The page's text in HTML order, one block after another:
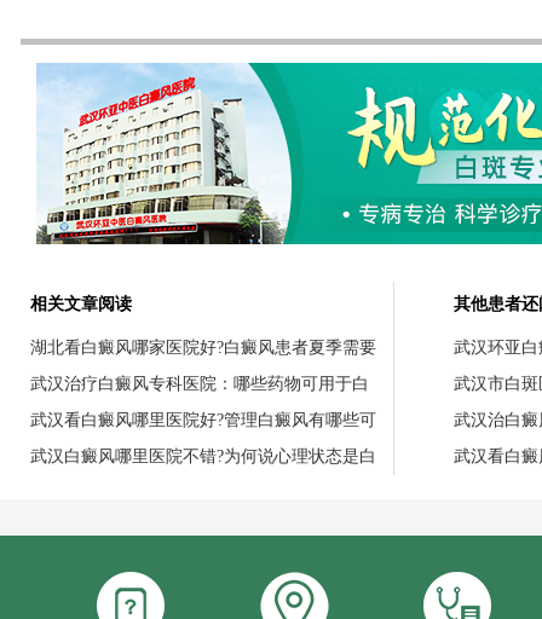
相关文章阅读
湖北看白癜风哪家医院好?白癜风患者夏季需要
武汉治疗白癜风专科医院：哪些药物可用于白
武汉看白癜风哪里医院好?管理白癜风有哪些可
武汉白癜风哪里医院不错?为何说心理状态是白
其他患者
武汉环亚
武汉市白
武汉治白
武汉看白